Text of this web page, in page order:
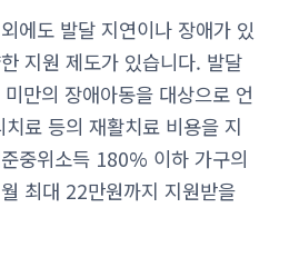
에도 발달 지연이나 장애가 있
지원 제도가 있습니다. 발달
만의 장애아동을 대상으로 언
료 등의 재활치료 비용을 지
중위소득 180% 이하 가구의
최대 22만원까지 지원받을